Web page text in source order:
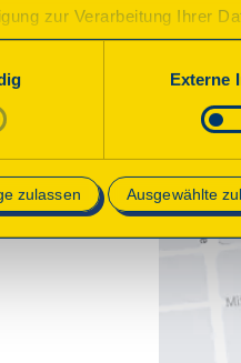
zur Verarbeitung Ihrer
nicht erforderlich und
bestätigen, werden nur
Externe
zulassen Ausgewählte